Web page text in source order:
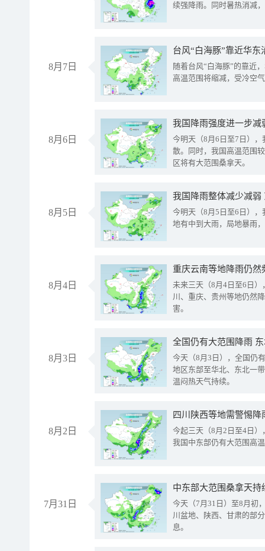
续强降雨。同时暑热消减
8月7日
台风“白海豚”靠近华
随着台风“白海豚”的靠近
高温范围将缩减，受冷空
8月6日
今明天（8月6日至7日）
散。同时，我国高温范围
区将有大范围桑拿天。
8月5日
我国降雨整体减少减弱
今明天（8月5日至6日）
地有中到大雨，局地暴雨
8月4日
重庆云南等地降雨仍然
未来三天（8月4日至6日
川、重庆、贵州等地仍然
害。
8月3日
全国仍有大范围降雨
今天（8月3日），全国仍
地区东部至华北、东北一
温闷热天气持续。
8月2日
今起三天（8月2日至4日
我国中东部仍有大范围高
7月31日
中东部大范围桑拿天
今天（7月31日）至8月初
川盆地、陕西、甘肃的部
息。